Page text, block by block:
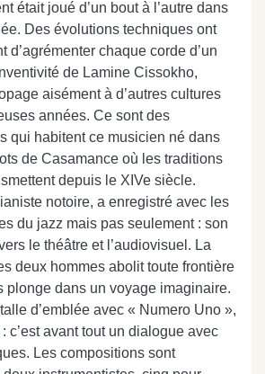
était joué d’un bout à l’autre dans
Des évolutions techniques ont
d’agrémenter chaque corde d’un
de Lamine Cissokho,
aisément à d’autres cultures
années. Ce sont des
qui habitent ce musicien né dans
de Casamance où les traditions
depuis le XIVe siècle.
notoire, a enregistré avec les
du jazz mais pas seulement : son
le théâtre et l’audiovisuel. La
deux hommes abolit toute frontière
plonge dans un voyage imaginaire.
d’emblée avec « Numero Uno »,
c’est avant tout un dialogue avec
Les compositions sont